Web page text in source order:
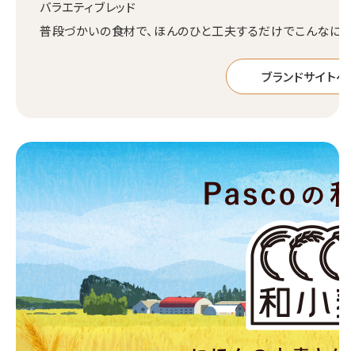
バラエティブレッド
普段づかいの食材で、ほんのひと工夫するだけでこんなにも
ブランドサイトへ